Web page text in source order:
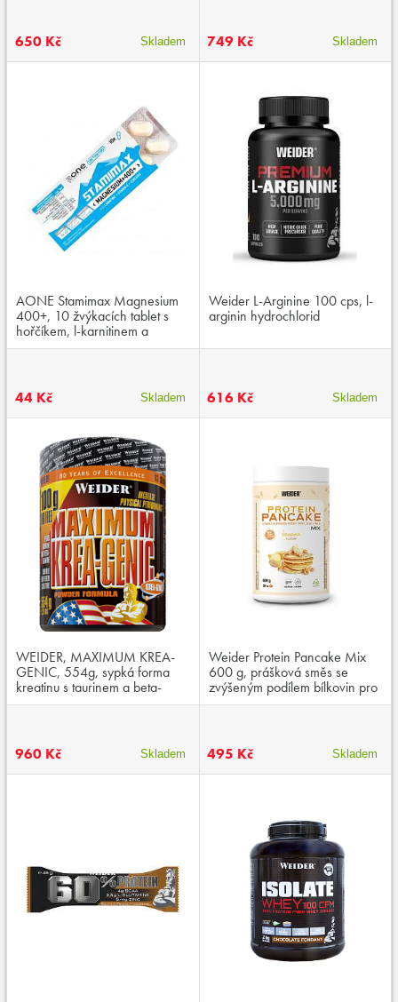
650 Kč Skladem
749 Kč
Skladem
AONE Stamimax Magnesium
400+, 10 žvýkacích tablet s
hořčíkem, l-karnitinem a
kurkumou
44 Kč Skladem
Weider L-Arginine 100 cps, l-
arginin hydrochlorid
616 Kč Skladem
WEIDER, MAXIMUM KREA-
GENIC, 554g, sypká forma
kreatinu s taurinem a beta-
alaninem
960 Kč Skladem
Weider Protein Pancake Mix
600 g, prášková směs se
zvýšeným podílem bílkovin pro
přípravu palačinek
495 Kč Skladem